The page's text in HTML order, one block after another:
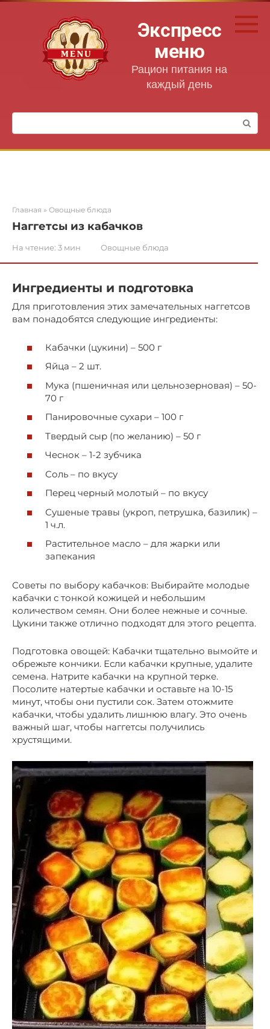
Перейти
Экспресс
меню
Рацион питания на
каждый день
Поиск:
Главная » Овощные блюда
Наггетсы из кабачков
На чтение: 3 мин Овощные блюда
Ингредиенты и подготовка
Для приготовления этих замечательных наггетсов
вам понадобятся следующие ингредиенты:
Кабачки (цукини) – 500 г
Яйца – 2 шт.
Мука (пшеничная или цельнозерновая) – 50-
70 г
Панировочные сухари – 100 г
Твердый сыр (по желанию) – 50 г
Чеснок – 1-2 зубчика
Соль – по вкусу
Перец черный молотый – по вкусу
Сушеные травы (укроп, петрушка, базилик) –
1 ч.л.
Растительное масло – для жарки или
запекания
Советы по выбору кабачков: Выбирайте молодые
кабачки с тонкой кожицей и небольшим
количеством семян. Они более нежные и сочные.
Цукини также отлично подходят для этого рецепта.
Подготовка овощей: Кабачки тщательно вымойте и
обрежьте кончики. Если кабачки крупные, удалите
семена. Натрите кабачки на крупной терке.
Посолите натертые кабачки и оставьте на 10-15
минут, чтобы они пустили сок. Затем отожмите
кабачки, чтобы удалить лишнюю влагу. Это очень
важный шаг, чтобы наггетсы получились
хрустящими.